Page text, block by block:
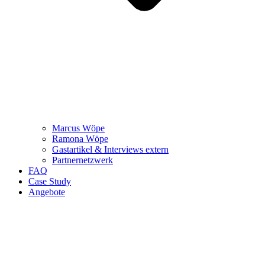
Marcus Wöpe
Ramona Wöpe
Gastartikel & Interviews extern
Partnernetzwerk
FAQ
Case Study
Angebote